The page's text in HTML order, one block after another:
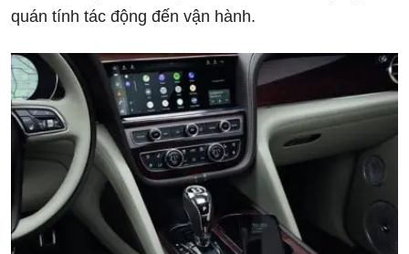
quán tính tác động đến vận hành.